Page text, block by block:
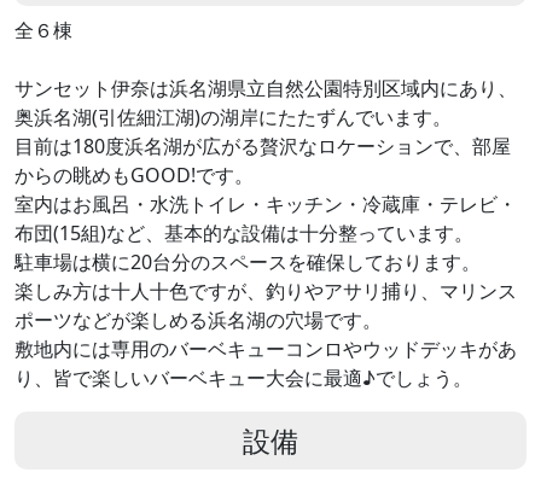
全６棟
サンセット伊奈は浜名湖県立自然公園特別区域内にあり、
奥浜名湖(引佐細江湖)の湖岸にたたずんでいます。
目前は180度浜名湖が広がる贅沢なロケーションで、部屋
からの眺めもGOOD!です。
室内はお風呂・水洗トイレ・キッチン・冷蔵庫・テレビ・
布団(15組)など、基本的な設備は十分整っています。
駐車場は横に20台分のスペースを確保しております。
楽しみ方は十人十色ですが、釣りやアサリ捕り、マリンス
ポーツなどが楽しめる浜名湖の穴場です。
敷地内には専用のバーベキューコンロやウッドデッキがあ
り、皆で楽しいバーベキュー大会に最適♪でしょう。
設備